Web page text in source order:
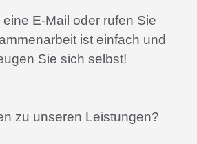
E-Mail oder rufen Sie
ist einfach und
Sie sich selbst!
zu unseren Leistungen?